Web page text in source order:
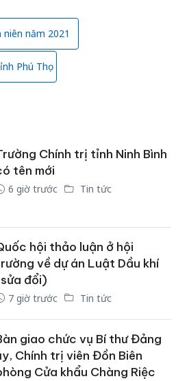
năm 2021
Phú Thọ
Chính trị tỉnh Ninh Bình
tên mới
6 giờ trước Tin tức
hội thảo luận ở hội
về dự án Luật Dầu khí
đổi)
7 giờ trước Tin tức
giao chức vụ Bí thư Đảng
Chính trị viên Đồn Biên
Cửa khẩu Chàng Riệc